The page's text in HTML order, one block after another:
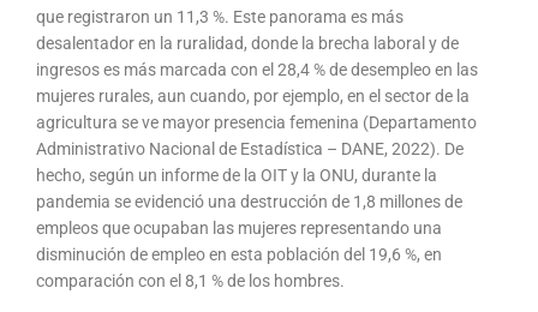
que registraron un 11,3 %. Este panorama es más
desalentador en la ruralidad, donde la brecha laboral y de
ingresos es más marcada con el 28,4 % de desempleo en las
mujeres rurales, aun cuando, por ejemplo, en el sector de la
agricultura se ve mayor presencia femenina (Departamento
Administrativo Nacional de Estadística – DANE, 2022). De
hecho, según un informe de la OIT y la ONU, durante la
pandemia se evidenció una destrucción de 1,8 millones de
empleos que ocupaban las mujeres representando una
disminución de empleo en esta población del 19,6 %, en
comparación con el 8,1 % de los hombres.